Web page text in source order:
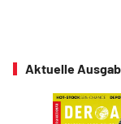
Aktuelle